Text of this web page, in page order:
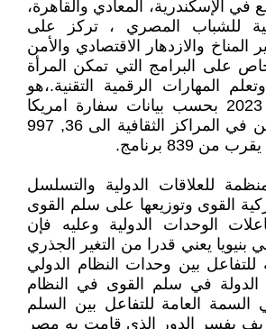
الإسكندرية، المعادي والقاهرة،
للشباب المصري ، تركز على
المناخ والازدهار الاقتصادي والأمن
على البرامج التي تمكن المرأة
المهارات الرقمية التقنية.،هو
طبقا للسنة المالية 2023 بحسب بيانات سفارة امريكا
وصل عدد المشاركين في المراكز الثقافية الى 36, 997
839 برنامج.
للعلاقات الدولية والتسلسل
القوى وتوزيعها على سلم القوى
الوحدات الدولية وعليه فإن
بنيويا يعني قدرا من التغير الجذري
للتفاعل بين وحدات النظام الدولي
الدولة في سلم القوى في النظام
السمة العامة للتفاعل بين السلم
يفسر الدور الذي قامت به مصر